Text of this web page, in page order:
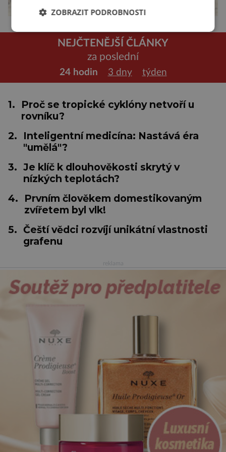
NEJČTENĚJŠÍ ČLÁNKY
za poslední
24 hodin 3 dny týden
1.
Proč se tropické cyklóny netvoří u
rovníku?
2.
Inteligentní medicína: Nastává éra
"umělá"?
3. Je klíč k dlouhověkosti skrytý v
nízkých teplotách?
4.
Prvním člověkem domestikovaným
zvířetem byl vlk!
5. Čeští vědci rozvíjí unikátní vlastnosti
grafenu
ZOBRAZIT PODROBNOSTI